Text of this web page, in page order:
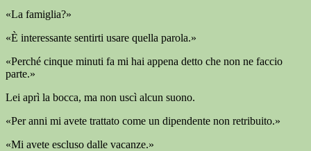
«La famiglia?»
«È interessante sentirti usare quella parola.»
«Perché cinque minuti fa mi hai appena detto che non ne faccio
parte.»
Lei aprì la bocca, ma non uscì alcun suono.
«Per anni mi avete trattato come un dipendente non retribuito.»
«Mi avete escluso dalle vacanze.»